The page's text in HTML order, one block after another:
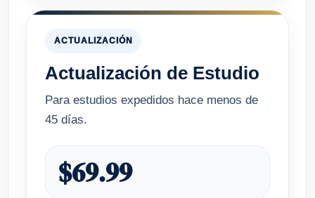
ACTUALIZACIÓN
Actualización de Estudio
Para estudios expedidos hace menos de
45 días.
$69.99